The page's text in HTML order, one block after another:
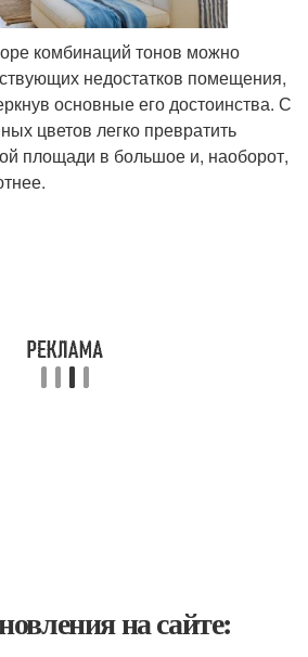
комбинаций тонов можно
недостатков помещения,
основные его достоинства. С
цветов легко превратить
площади в большое и, наоборот,
на сайте: